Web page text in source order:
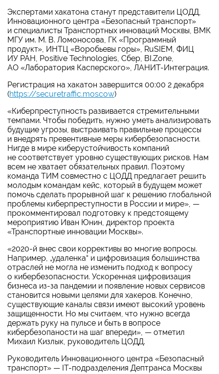
Экспертами хакатона станут представители ЦОДД,
Инновационного центра «Безопасный транспорт»
и специалисты Транспортных инноваций Москвы, ВМК
МГУ им. М. В. Ломоносова, ГК «Программный
продукт», ИНТЦ «Воробьевы горы», RuSIEM, ФИЦ
ИУ РАН, Positive Technologies, Сбер, BI.Zone,
АО «Лаборатория Касперского», ЛАНИТ-Интеграция.
Регистрация на хакатон завершится 00:00 2 декабря
(https://securetraffic.moscow)
«Киберпреступность развивается стремительными
темпами. Чтобы победить, нужно уметь анализировать
будущие угрозы, выстраивать правильные процессы
и внедрять превентивные меры кибербезопасности.
Нигде в мире киберустойчивость компаний
не соответствует уровню существующих рисков. Нам
всем не хватает обязательных правил. Поэтому
команда ТИМ совместно с ЦОДД предлагает решить
молодым командам кейс, который в будущем может
помочь сделать прорывной шаг к решению глобальной
проблемы киберпреступности в России и мире», —
прокомментировал подготовку к предстоящему
мероприятию Иван Юнин, директор проекта
«Транспортные инновации Москвы».
«2020-й внес свои коррективы во многие вопросы.
Например, „удаленка“ и цифровизация большинства
отраслей не могла не изменить подход к вопросу
о кибербезопасности. Ускоренная цифровизация
бизнеса из-за пандемии и появление новых сервисов
становится новыми целями для хакеров. Конечно,
существующие каналы связи имеют высокий уровень
защищенности. Но мы считаем, что нужно всегда
держать руку на пульсе и быть в вопросе
кибербезопаности на шаг впереди», — отметил
Михаил Кизлык, руководитель ЦОДД.
Руководитель Инновационного центра «Безопасный
транспорт» — IT-подразделения Дептранса Москвы